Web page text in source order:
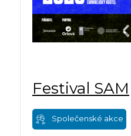
Festival SAM
Společenské akce